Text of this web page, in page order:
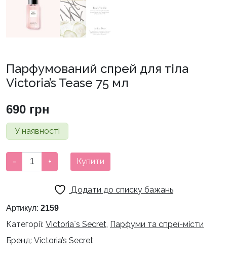
Парфумований спрей для тіла
Victoria’s Tease 75 мл
690 грн
У наявності
Парфумований
спрей
Victoria's
мл
- + Купити
Додати до списку бажань
Артикул: 2159
Категорії: Victoria`s Secret, Парфуми та спреї-місти
Бренд: Victoria’s Secret